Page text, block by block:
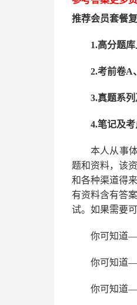
推荐会员套餐
1.高分题
2.考前卷A
3.真题系列
4.笔记及考
本人从事
题和资料，该
和各种渠道得
有资料含有答案
试。如果需要
你可知道
你可知道
你可知道